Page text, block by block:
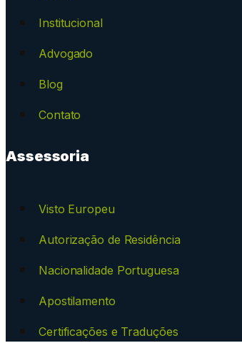
Institucional
Advogado
Blog
Contato
Assessoria
Visto Europeu
Autorização de Residência
Nacionalidade Portuguesa
Apostilamento
Certificações e Traduções